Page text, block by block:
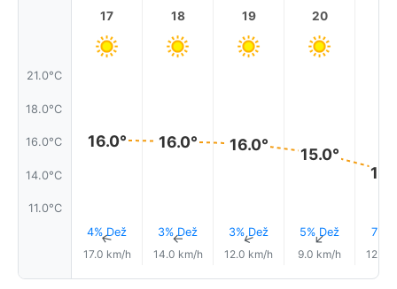
21.0°C
18.0°C
16.0°C
14.0°C
11.0°C
17
16.0°
4% Dež
↑
17.0 km/h
18
16.0°
3% Dež
↑
14.0 km/h
19
16.0°
3% Dež
↑
12.0 km/h
20
15.0°
5% Dež
↑
9.0 km/h
7%
12.0